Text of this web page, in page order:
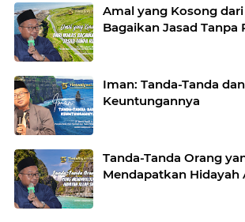
Amal yang Kosong
Bagaikan Jasad Tanpa
Iman: Tanda-Tanda dan
Keuntungannya
Tanda-Tanda Orang
Mendapatkan Hidayah